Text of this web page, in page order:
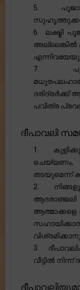
5. പൂജാ
6. ലക്ഷ്മി
7.
പവിത്ര
ദീപാവലി
1.
ചെയ്യണം,
തടയുമെന്ന്
2.
ആത്മാക്കളെ
3.
വീട്ടിൽ